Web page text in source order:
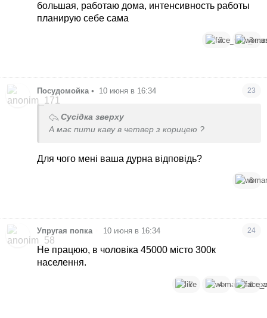
большая, работаю дома, интенсивность работы
планирую себе сама
3 3
Посудомойка • 10 июня в 16:34 23
Сусідка зверху
А має пити каву в четвер з корицею ?
Для чого мені ваша дурна відповідь?
6
Упругая попка 10 июня в 16:34 24
Не працюю, в чоловіка 45000 місто 300к
населення.
7 4 6